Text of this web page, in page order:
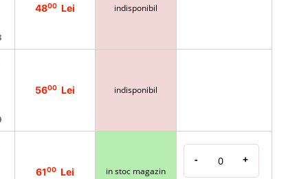
4800 Lei indisponibil
5600 Lei indisponibil
6100 Lei in stoc magazin
- +